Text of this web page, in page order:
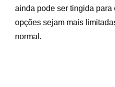
ainda pode ser tingida para
opções sejam mais
normal.